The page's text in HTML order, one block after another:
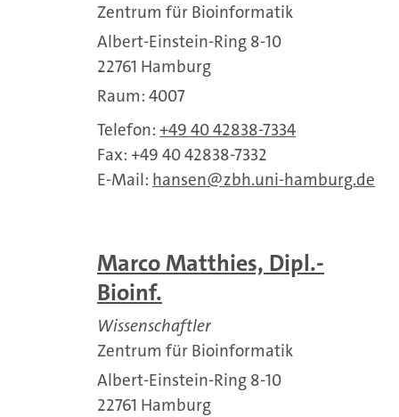
Zentrum für Bioinformatik
Albert-Einstein-Ring 8-10
22761 Hamburg
Raum: 4007
Telefon: +49 40 42838-7334
Fax: +49 40 42838-7332
E-Mail: hansen zbh.uni-hamburg.de
Marco Matthies, Dipl.-
Bioinf.
Wissenschaftler
Zentrum für Bioinformatik
Albert-Einstein-Ring 8-10
22761 Hamburg